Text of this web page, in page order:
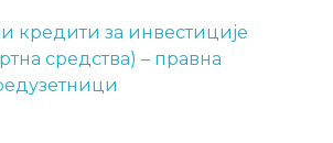
кредити за инвестиције
средства) – правна